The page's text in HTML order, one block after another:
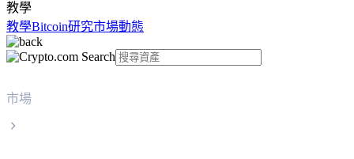
教學
教學Bitcoin研究市場動態
市場